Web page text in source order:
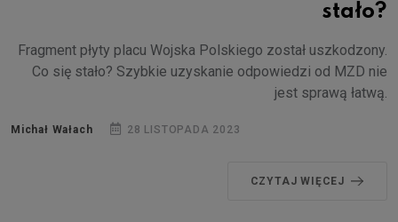
stało?
Fragment płyty placu Wojska Polskiego został uszkodzony.
Co się stało? Szybkie uzyskanie odpowiedzi od MZD nie
jest sprawą łatwą.
Michał Wałach 28 LISTOPADA 2023
CZYTAJ WIĘCEJ